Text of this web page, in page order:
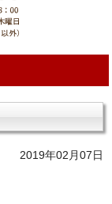
2019年02月07日